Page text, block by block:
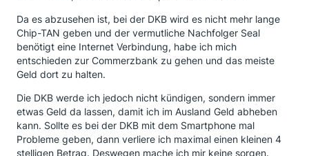
Da es abzusehen ist, bei der DKB wird es nicht mehr lange
Chip-TAN geben und der vermutliche Nachfolger Seal
benötigt eine Internet Verbindung, habe ich mich
entschieden zur Commerzbank zu gehen und das meiste
Geld dort zu halten.
Die DKB werde ich jedoch nicht kündigen, sondern immer
etwas Geld da lassen, damit ich im Ausland Geld abheben
kann. Sollte es bei der DKB mit dem Smartphone mal
Probleme geben, dann verliere ich maximal einen kleinen 4
stelligen Betrag. Deswegen mache ich mir keine sorgen.